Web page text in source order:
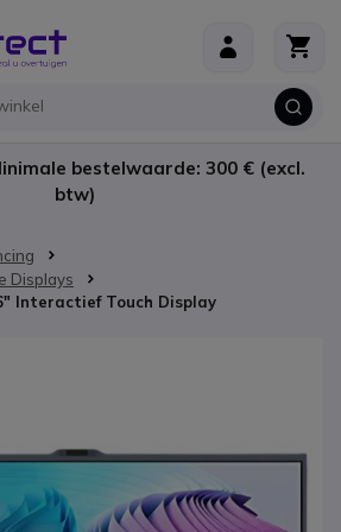
bestelwaarde: 300 € (excl.
btw)
Displays
Interactief Touch Display